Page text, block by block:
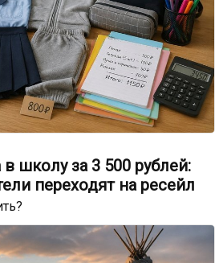
школу за 3 500 рублей:
переходят на ресейл